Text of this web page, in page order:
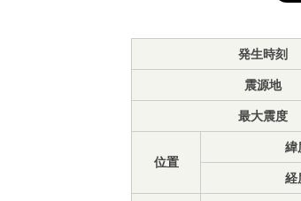
発生時刻
震源地
最大震度
位置
緯
経